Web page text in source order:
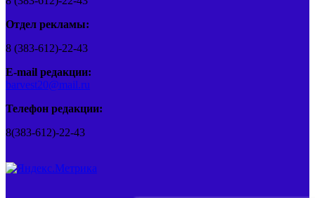
Отдел рекламы:
8 (383-612)-22-43
E-mail редакции:
barvest20@mail.ru
Телефон редакции:
8(383-612)-22-43